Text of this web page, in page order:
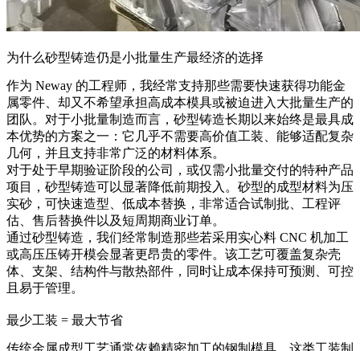
为什么砂型铸造仍是小批量生产最经济的选择
作为 Neway 的工程师，我经常支持那些需要快速获得功能金
属零件 、却又不希望承担高成本模具或被迫进入大批量生产的
团队。对于小批量制造而言，砂型铸造长期以来始终是最具成
本优势的方案之一：它几乎不需要高价值工装、能够适配复杂
几何，并且支持非常广泛的材料体系。
对于处于早期验证阶段的公司，或仅需小批量交付的特种产品
项目，砂型铸造可以显著降低前期投入。砂型的成型材料为压
实砂，可快速造型、低成本替换，非常适合试制批、工程评
估、售后替换件以及短周期商业订单。
通过砂型铸造 ，我们经常制造那些若采用实心料 CNC 机加工
或高压压铸开模会显著更昂贵的零件。该工艺可覆盖复杂壳
体、支架、结构件与散热部件，同时让成本保持可预测、可控
且易于管理。
最少工装 = 最大节省